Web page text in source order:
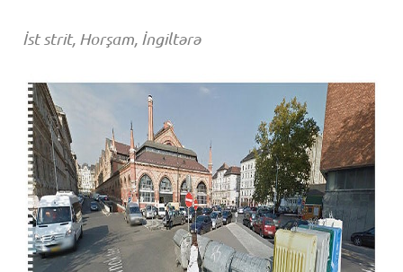
İst strit, Horşam, İngiltərə